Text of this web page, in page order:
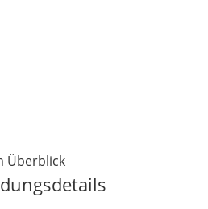
Überblick